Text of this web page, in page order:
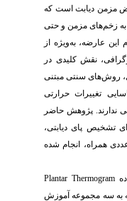
مزمن دیابت است که
زخم‌های مزمن و حتی
عارضه، به‌ویژه از
نقش کلیدی در
روش‌های سنتی مبتنی
تغییرات حرارتی
ندارند. پژوهش حاضر
پای دیابتی،
همراه، انجام شده
Plantar Thermogram
سه مجموعه آموزش